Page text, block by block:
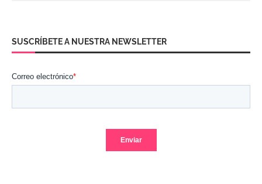
SUSCRÍBETE A NUESTRA NEWSLETTER